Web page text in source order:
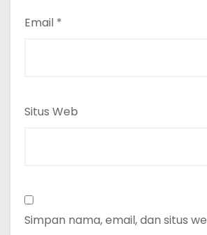
Email *
Situs Web
Simpan nama, email, dan situs